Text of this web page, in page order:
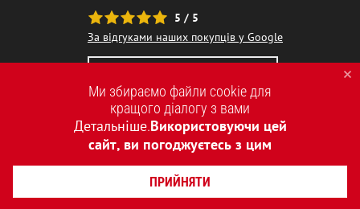
5 / 5
За відгуками наших покупців у Google
2015-2026 © AVIATSIYA HALYCHYNY – УКРАЇНСЬКИЙ БРЕНД ОДЯГУ
СТВОРЕННЯ САЙТІВ REDSTONE
Ми збираємо файли cookie для
кращого діалогу з вами
Детальніше.Використовуючи цей
сайт, ви погоджуєтесь з цим
ПРИЙНЯТИ